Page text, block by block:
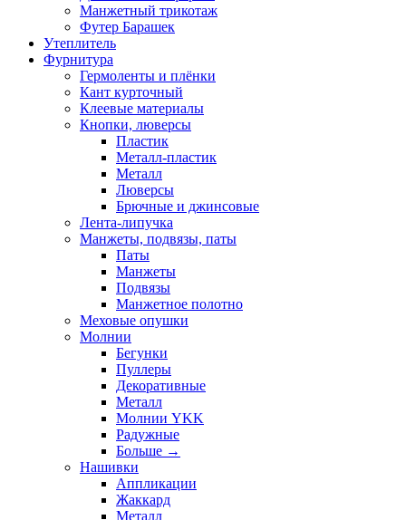
Манжетный трикотаж
Футер Барашек
Утеплитель
Фурнитура
Гермоленты и плёнки
Кант курточный
Клеевые материалы
Кнопки, люверсы
Пластик
Металл-пластик
Металл
Люверсы
Брючные и джинсовые
Лента-липучка
Манжеты, подвязы, паты
Паты
Манжеты
Подвязы
Манжетное полотно
Меховые опушки
Молнии
Бегунки
Пуллеры
Декоративные
Металл
Молнии YKK
Радужные
Больше →
Нашивки
Аппликации
Жаккард
Металл